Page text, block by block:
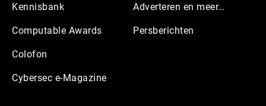
Kennisbank
Computable Awards
Colofon
Cybersec e-Magazine
Adverteren en meer…
Persberichten